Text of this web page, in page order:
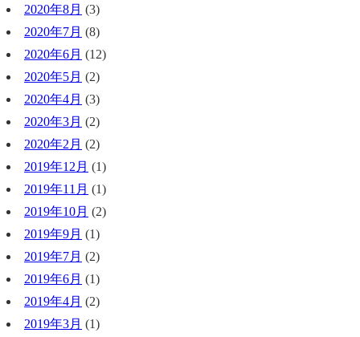
2020年8月 (3)
2020年7月 (8)
2020年6月 (12)
2020年5月 (2)
2020年4月 (3)
2020年3月 (2)
2020年2月 (2)
2019年12月 (1)
2019年11月 (1)
2019年10月 (2)
2019年9月 (1)
2019年7月 (2)
2019年6月 (1)
2019年4月 (2)
2019年3月 (1)